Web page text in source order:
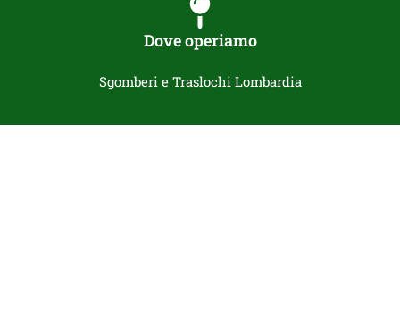
Dove operiamo
Sgomberi e Traslochi Lombardia